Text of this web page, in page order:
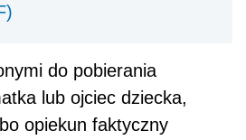
do pobierania
lub ojciec dziecka,
opiekun faktyczny